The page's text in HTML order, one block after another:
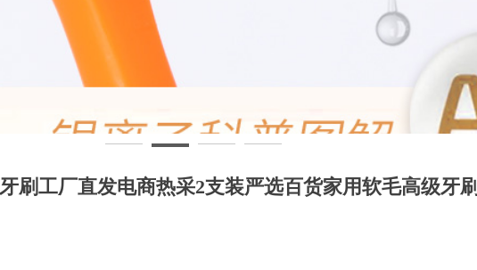
刷工厂直发电商热采2支装严选百货家用软毛高级牙刷